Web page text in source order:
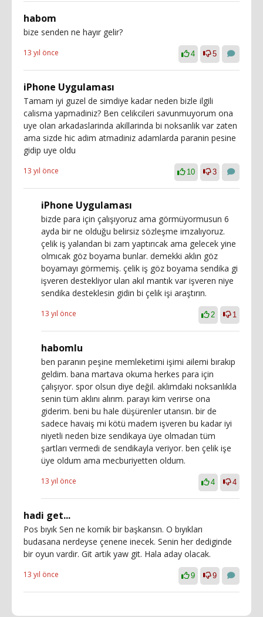
habom
bize senden ne hayır gelir?
13 yıl önce 4 5
iPhone Uygulaması
Tamam iyi guzel de simdiye kadar neden bizle ilgili
calisma yapmadiniz? Ben celikcileri savunmuyorum ona
uye olan arkadaslarinda akillarinda bi noksanlik var zaten
ama sizde hic adim atmadiniz adamlarda paranin pesine
gidip uye oldu
13 yıl önce 10 3
iPhone Uygulaması
bizde para için çalışıyoruz ama görmüyormusun 6
ayda bir ne olduğu belirsiz sözleşme imzalıyoruz.
çelik iş yalandan bi zam yaptırıcak ama gelecek yine
olmıcak göz boyama bunlar. demekki aklın göz
boyamayı görmemiş. çelik iş göz boyama sendika gi
işveren destekliyor ulan akıl mantık var işveren niye
sendika desteklesin gidin bi çelik işi araştırın.
13 yıl önce 2 1
habomlu
ben paranın peşine memleketimi işimi ailemi bırakıp
geldim. bana martava okuma herkes para için
çalışıyor. spor olsun diye değil. aklımdaki noksanlıkla
senin tüm aklını alırım. parayı kim verirse ona
giderim. beni bu hale düşürenler utansın. bir de
sadece havaiş mi kötü madem işveren bu kadar iyi
niyetli neden bize sendikaya üye olmadan tüm
şartları vermedi de sendikayla veriyor. ben çelik işe
üye oldum ama mecburiyetten oldum.
13 yıl önce 4 4
hadi get...
Pos bıyık Sen ne komik bir başkansın. O bıyıkları
budasana nerdeyse çenene inecek. Senin her dediginde
bir oyun vardir. Git artik yaw git. Hala aday olacak.
13 yıl önce 9 9